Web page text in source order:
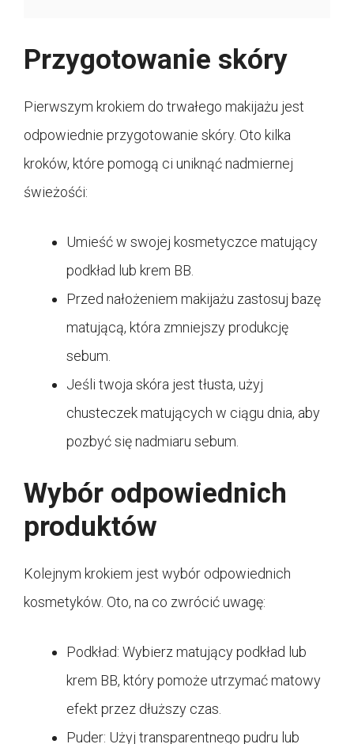
Przygotowanie skóry
Pierwszym krokiem do trwałego makijażu jest
odpowiednie przygotowanie skóry. Oto kilka
kroków, które pomogą ci uniknąć nadmiernej
świeżośći:
Umieść w swojej kosmetyczce matujący
podkład lub krem BB.
Przed nałożeniem makijażu zastosuj bazę
matującą, która zmniejszy produkcję
sebum.
Jeśli twoja skóra jest tłusta, użyj
chusteczek matujących w ciągu dnia, aby
pozbyć się nadmiaru sebum.
Wybór odpowiednich
produktów
Kolejnym krokiem jest wybór odpowiednich
kosmetyków. Oto, na co zwrócić uwagę:
Podkład: Wybierz matujący podkład lub
krem BB, który pomoże utrzymać matowy
efekt przez dłuższy czas.
Puder: Użyj transparentnego pudru lub